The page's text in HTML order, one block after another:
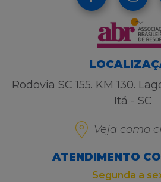
Rodovia SC 155. KM 130.
Itá - SC
Veja como
ATENDIMENTO
Segunda a